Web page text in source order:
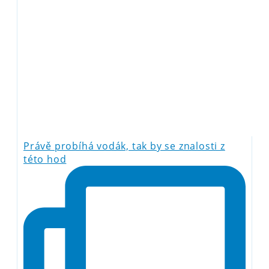
Právě probíhá vodák, tak by se znalosti z
této hod